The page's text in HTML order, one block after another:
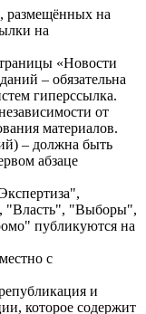
размещённых на
на
«Новости
– обязательна
гиперссылка.
от
материалов.
– должна быть
абзаце
"Власть", "Выборы",
публикуются на
с
и
которое содержит